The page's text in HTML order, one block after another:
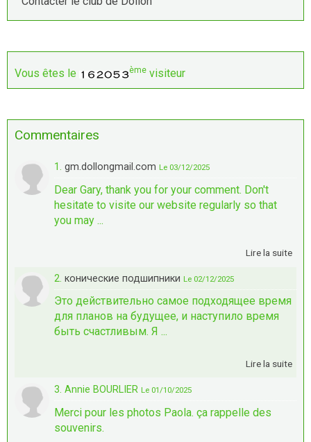
Vous êtes le ème visiteur
Commentaires
1. gm.dollongmail.com Le 03/12/2025
Dear Gary, thank you for your comment. Don't
hesitate to visite our website regularly so that
you may ...
Lire la suite
2. конические подшипники Le 02/12/2025
Это действительно самое подходящее время
для планов на будущее, и наступило время
быть счастливым. Я ...
Lire la suite
3. Annie BOURLIER Le 01/10/2025
Merci pour les photos Paola. ça rappelle des
souvenirs.